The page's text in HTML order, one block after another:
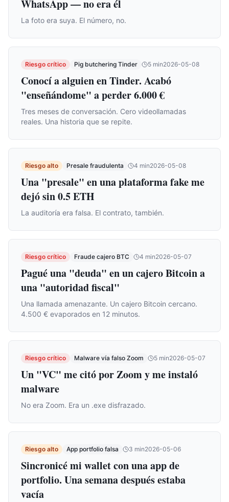
WhatsApp — no era él
La foto era suya. El número, no.
Riesgo crítico Pig butchering Tinder 5 min2026-05-08
Conocí a alguien en Tinder. Acabó
"enseñándome" a perder 6.000 €
Tres meses de conversación. Cero videollamadas
reales. Una historia que se repite.
Riesgo alto Presale fraudulenta 4 min2026-05-08
Una "presale" en una plataforma fake me
dejó sin 0.5 ETH
La auditoría era falsa. El contrato, también.
Riesgo crítico Fraude cajero BTC 4 min2026-05-07
Pagué una "deuda" en un cajero Bitcoin a
una "autoridad fiscal"
Una llamada amenazante. Un cajero Bitcoin cercano.
4.500 € evaporados en 12 minutos.
Riesgo crítico Malware vía falso Zoom 5 min2026-05-07
Un "VC" me citó por Zoom y me instaló
malware
No era Zoom. Era un .exe disfrazado.
Riesgo alto App portfolio falsa 3 min2026-05-06
Sincronicé mi wallet con una app de
portfolio. Una semana después estaba
vacía